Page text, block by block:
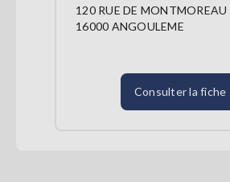
120 RUE DE MONTMOREAU
16000 ANGOULEME
Consulter la fiche